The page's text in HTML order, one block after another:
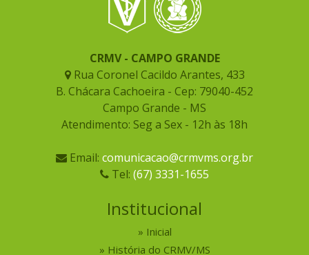
CRMV - CAMPO GRANDE
Rua Coronel Cacildo Arantes, 433
B. Chácara Cachoeira - Cep: 79040-452
Campo Grande - MS
Atendimento: Seg a Sex - 12h às 18h
Email: comunicacao@crmvms.org.br
Tel: (67) 3331-1655
Institucional
Inicial
História do CRMV/MS